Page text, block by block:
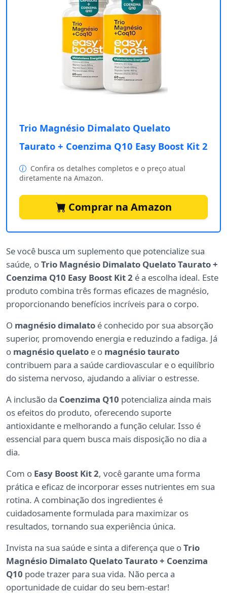
Trio Magnésio Dimalato Quelato
Taurato + Coenzima Q10 Easy Boost Kit 2
Confira os detalhes completos e o preço atual
diretamente na Amazon.
Comprar na Amazon
Se você busca um suplemento que potencialize sua
saúde, oTrio Magnésio Dimalato Quelato Taurato +
Coenzima Q10 Easy Boost Kit 2 é a escolha ideal. Este
produto combina três formas eficazes de magnésio,
proporcionando benefícios incríveis para o corpo.
O magnésio dimalato é conhecido por sua absorção
superior, promovendo energia e reduzindo a fadiga. Já
o magnésio quelato e o magnésio taurato
contribuem para a saúde cardiovascular e o equilíbrio
do sistema nervoso, ajudando a aliviar o estresse.
A inclusão da Coenzima Q10 potencializa ainda mais
os efeitos do produto, oferecendo suporte
antioxidante e melhorando a função celular. Isso é
essencial para quem busca mais disposição no dia a
dia.
Com o Easy Boost Kit 2, você garante uma forma
prática e eficaz de incorporar esses nutrientes em sua
rotina. A combinação dos ingredientes é
cuidadosamente formulada para maximizar os
resultados, tornando sua experiência única.
Invista na sua saúde e sinta a diferença que oTrio
Magnésio Dimalato Quelato Taurato + Coenzima
Q10 pode trazer para sua vida. Não perca a
oportunidade de cuidar do seu bem-estar!